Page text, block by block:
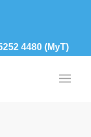
4480 (MyT)